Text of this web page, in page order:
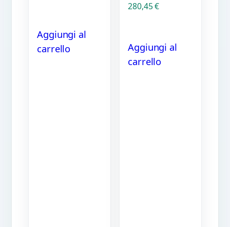
Aggiungi al
carrello
280,45€
Aggiungi al
carrello